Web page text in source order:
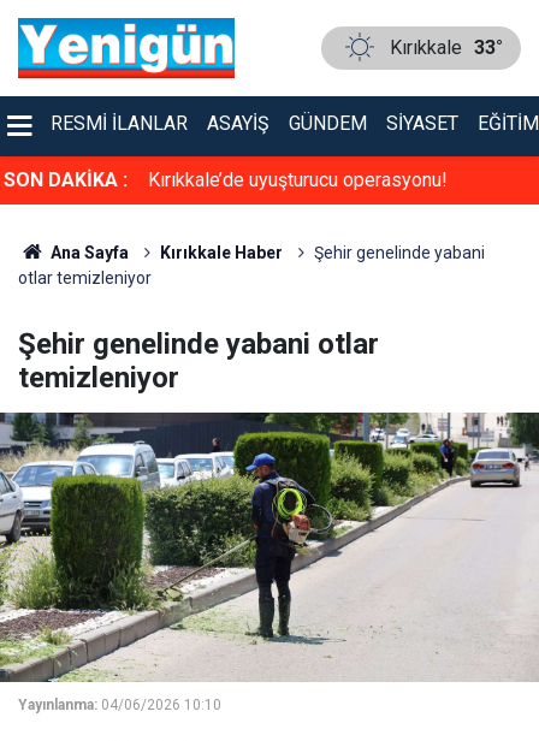
Kırıkkale 33°
RESMI İLANLAR ASAYIŞ GÜNDEM SIYASET EĞITIM
SON DAKİKA :
sinema keyfi Kırıkkale’de uyuşturucu operasyonu!
Ana Sayfa Kırıkkale Haber
Şehir genelinde yabani
otlar temizleniyor
Şehir genelinde yabani otlar
temizleniyor
Yayınlanma: 04/06/2026 10:10